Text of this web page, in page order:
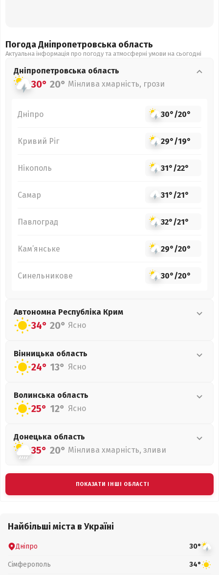
Погода Дніпропетровська область
Актуальна інформація про погоду та атмосферні умови на сьогодні
Дніпропетровська область
30° 20° Мінлива хмарність, грози
Дніпро 30°/20°
Кривий Ріг 29°/19°
Нікополь 31°/22°
Самар 31°/21°
Павлоград 32°/21°
Кам’янське 29°/20°
Синельникове 30°/20°
Автономна Республіка Крим
34° 20° Ясно
Вінницька область
24° 13° Ясно
Волинська область
25° 12° Ясно
Донецька область
35° 20° Мінлива хмарність, зливи
ПОКАЗАТИ ІНШІ ОБЛАСТІ
Найбільші міста в Україні
Дніпро 30°
Сімферополь 34°